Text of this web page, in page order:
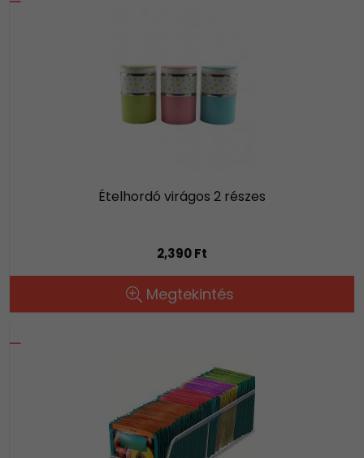
Ételhordó virágos 2 részes
2,390 Ft
Megtekintés